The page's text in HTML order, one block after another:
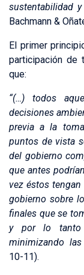
sustentabilidad
Bachmann &
El primer
participación de
que:
“(…) todos
decisiones
previa a la
puntos de vista
del gobierno
que antes
vez éstos
gobierno sobre
finales que se
y por lo tanto
minimizando
10-11).